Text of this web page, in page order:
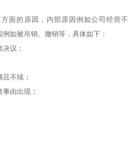
面的原因，内部原因例如公司经营不
如被吊销、撤销等，具体如下：
议；
不续；
由出现；